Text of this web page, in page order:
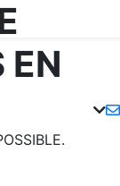
EN